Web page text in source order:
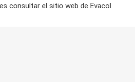
consultar el sitio web de Evacol.